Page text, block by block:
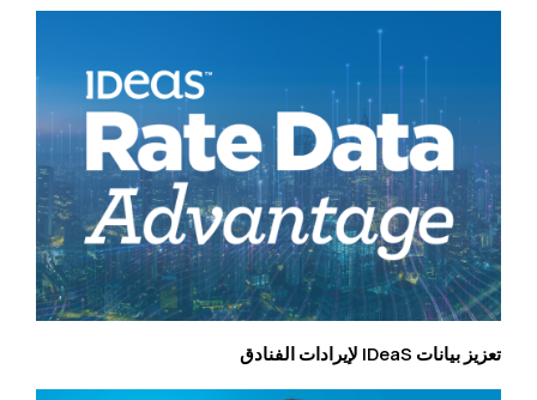
تعزيز بيانات IDeaS لإيرادات الفنادق